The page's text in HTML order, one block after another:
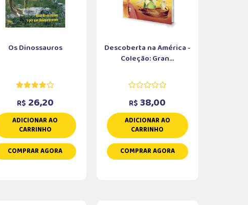
Os Dinossauros
R$ 26,20
ADICIONAR AO
CARRINHO
COMPRAR AGORA
Descoberta na América -
Coleção: Gran...
R$ 38,00
ADICIONAR AO
CARRINHO
COMPRAR AGORA